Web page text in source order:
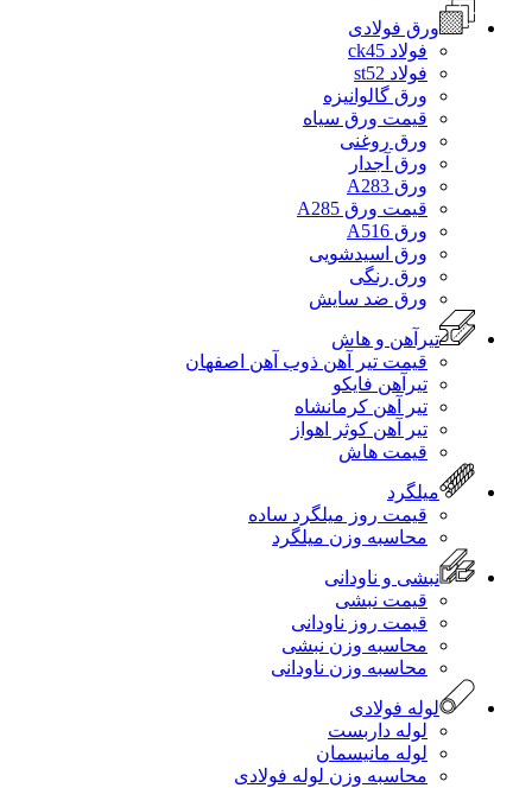
ورق فولادی
فولاد ck45
فولاد st52
ورق گالوانیزه
قیمت ورق سیاه
ورق روغنی
ورق آجدار
ورق A283
قیمت ورق A285
ورق A516
ورق اسیدشویی
ورق رنگی
ورق ضد سایش
تیرآهن و هاش
قیمت تیر آهن ذوب آهن اصفهان
تیرآهن فایکو
تیر آهن کرمانشاه
تیر آهن کوثر اهواز
قیمت هاش
میلگرد
قیمت روز میلگرد ساده
محاسبه وزن میلگرد
نبشی و ناودانی
قیمت نبشی
قیمت روز ناودانی
محاسبه وزن نبشی
محاسبه وزن ناودانی
لوله فولادی
لوله داربست
لوله مانیسمان
محاسبه وزن لوله فولادی